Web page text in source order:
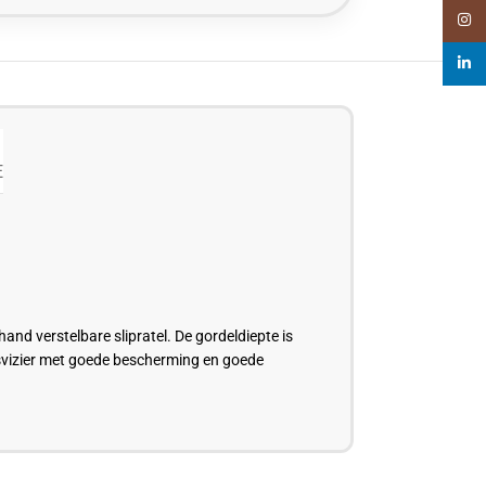
verstelbare slipratel. De gordeldiepte is
met goede bescherming en goede